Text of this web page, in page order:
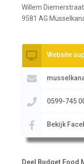
Willem Diemerstraat
9581 AG
Website
0599-745
Bekijk
Deel Budget Food